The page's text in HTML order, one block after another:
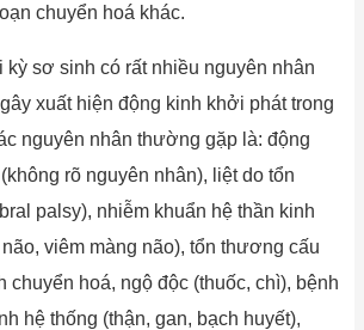
chuyển hoá khác.
kỳ sơ sinh có rất nhiều nguyên nhân
xuất hiện động kinh khởi phát trong
nguyên nhân thường gặp là: động
rõ nguyên nhân), liệt do tổn
palsy), nhiễm khuẩn hệ thần kinh
viêm màng não), tổn thương cấu
chuyển hoá, ngộ độc (thuốc, chì), bệnh
hệ thống (thận, gan, bạch huyết),